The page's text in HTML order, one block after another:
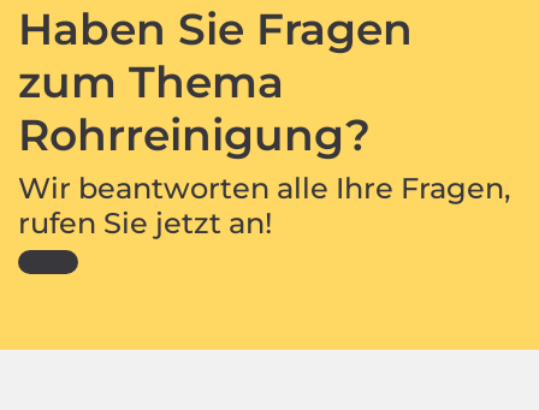
Haben Sie Fragen
zum Thema
Rohrreinigung?
Wir beantworten alle Ihre Fragen,
rufen Sie jetzt an!